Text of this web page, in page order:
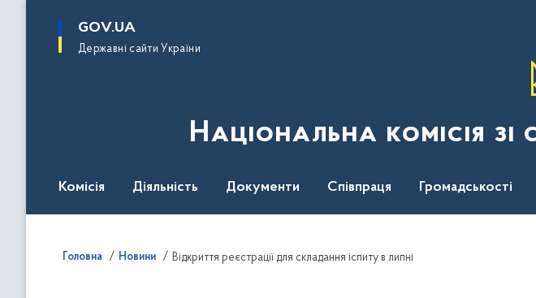
основного
GOV.UA
Державні сайти України
Національна комісія зі
Комісія Діяльність Документи Співпраця Громадськості
Головна Новини Відкриття реєстрації для складання іспиту в липні